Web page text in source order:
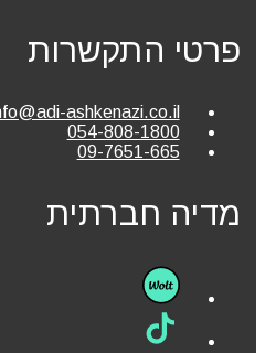
פרטי התקשרות
ashkenazi.co.il
054-808-1800
09-7651-665
מדיה חברתית